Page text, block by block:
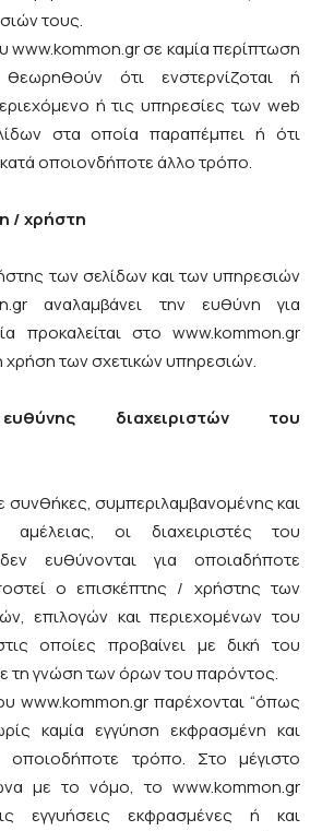
τους.
www.kommon.gr σε καμία περίπτωση
ότι ενστερνίζοται ή
ή τις υπηρεσίες των web
στα οποία παραπέμπει ή ότι
οποιονδήποτε άλλο τρόπο.
/ χρήστη
των σελίδων και των υπηρεσιών
αναλαμβάνει την ευθύνη για
προκαλείται στο www.kommon.gr
χρήση των σχετικών υπηρεσιών.
διαχειριστών του
συμπεριλαμβανομένης και
οι διαχειριστές του
ευθύνονται για οποιαδήποτε
ο επισκέπτης / χρήστης των
επιλογών και περιεχομένων του
οποίες προβαίνει με δική του
τη γνώση των όρων του παρόντος.
www.kommon.gr παρέχονται “όπως
καμία εγγύηση εκφρασμένη και
οποιοδήποτε τρόπο. Στο μέγιστο
με το νόμο, το www.kommon.gr
εγγυήσεις εκφρασμένες ή και